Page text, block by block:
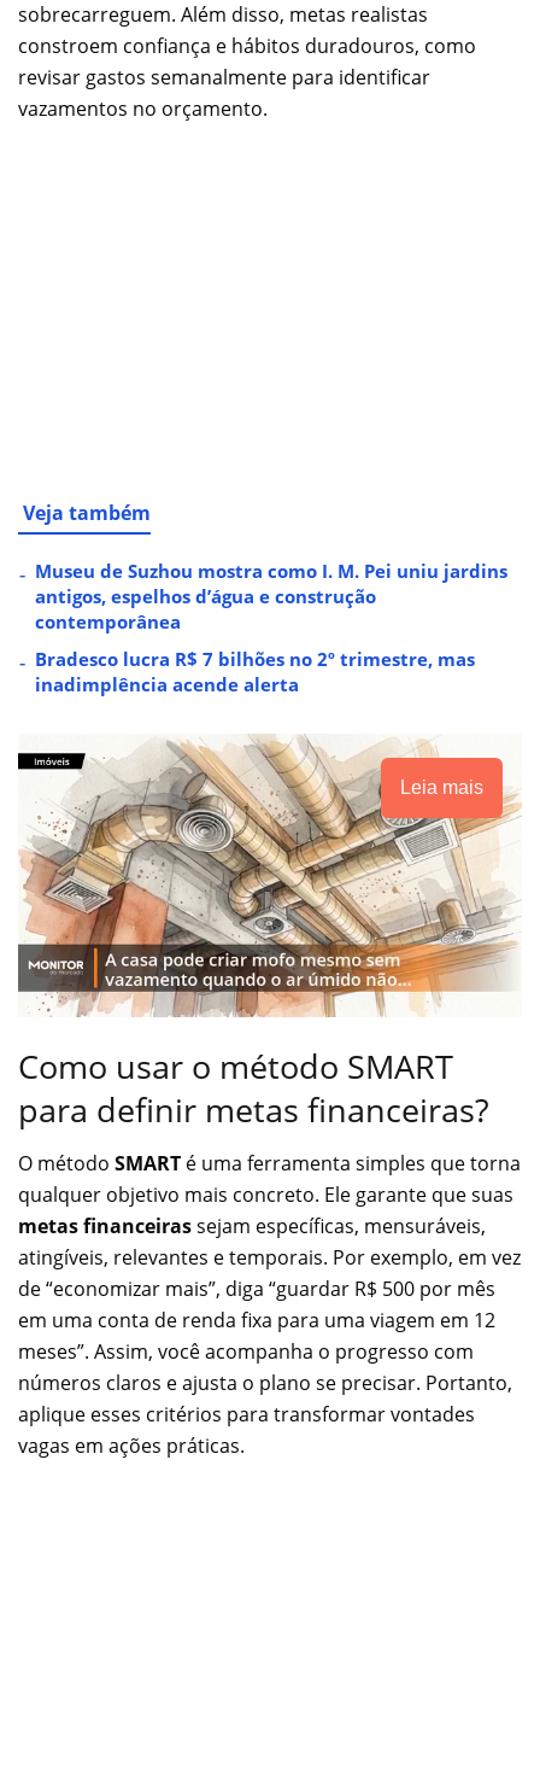
sobrecarreguem. Além disso, metas realistas
constroem confiança e hábitos duradouros, como
revisar gastos semanalmente para identificar
vazamentos no orçamento.
Veja também
Museu de Suzhou mostra como I. M. Pei uniu jardins
antigos, espelhos d’água e construção
contemporânea
Bradesco lucra R$ 7 bilhões no 2º trimestre, mas
inadimplência acende alerta
Leia mais
Como usar o método SMART
para definir metas financeiras?
O método SMART é uma ferramenta simples que torna
qualquer objetivo mais concreto. Ele garante que suas
metas financeirassejam específicas, mensuráveis,
atingíveis, relevantes e temporais. Por exemplo, em vez
de “economizar mais”, diga “guardar R$ 500 por mês
em uma conta de renda fixa para uma viagem em 12
meses”. Assim, você acompanha o progresso com
números claros e ajusta o plano se precisar. Portanto,
aplique esses critérios para transformar vontades
vagas em ações práticas.